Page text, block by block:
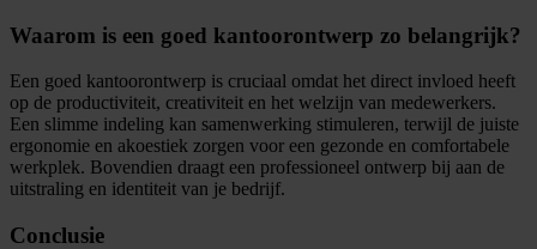
Waarom is een goed kantoorontwerp zo belangrijk?
Een goed kantoorontwerp is cruciaal omdat het direct invloed heeft
op de productiviteit, creativiteit en het welzijn van medewerkers.
Een slimme indeling kan samenwerking stimuleren, terwijl de juiste
ergonomie en akoestiek zorgen voor een gezonde en comfortabele
werkplek. Bovendien draagt een professioneel ontwerp bij aan de
uitstraling en identiteit van je bedrijf.
Conclusie